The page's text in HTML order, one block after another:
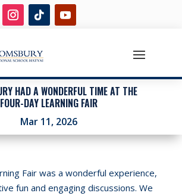
HAD A WONDERFUL TIME AT THE
FOUR-DAY LEARNING FAIR
Mar 11, 2026
Fair was a wonderful experience,
fun and engaging discussions. We